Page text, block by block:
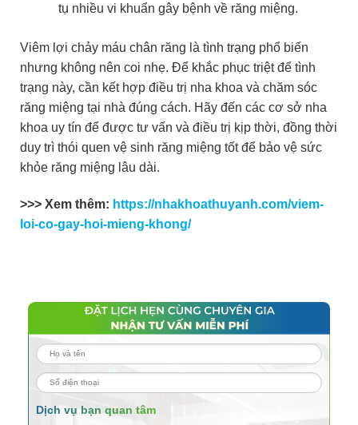
tụ nhiều vi khuẩn gây bệnh về răng miệng.
Viêm lợi chảy máu chân răng là tình trạng phổ biến
nhưng không nên coi nhẹ. Để khắc phục triệt để tình
trạng này, cần kết hợp điều trị nha khoa và chăm sóc
răng miệng tại nhà đúng cách. Hãy đến các cơ sở nha
khoa uy tín để được tư vấn và điều trị kịp thời, đồng thời
duy trì thói quen vệ sinh răng miệng tốt để bảo vệ sức
khỏe răng miệng lâu dài.
>>> Xem thêm: https://nhakhoathuyanh.com/viem-
loi-co-gay-hoi-mieng-khong/
Dịch vụ bạn quan tâm